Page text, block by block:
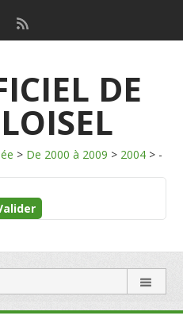
DE
> De 2000 à 2009 > 2004 > -